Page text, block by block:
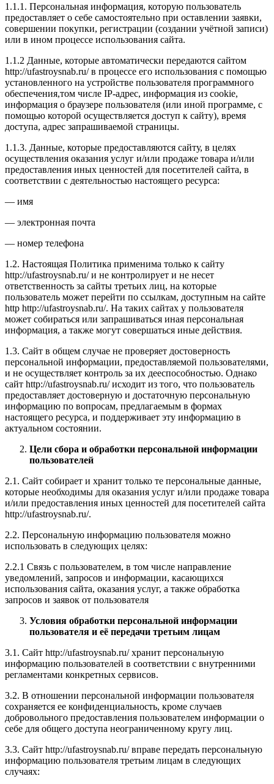
1.1.1. Персональная информация, которую пользователь
предоставляет о себе самостоятельно при оставлении заявки,
совершении покупки, регистрации (создании учётной записи)
или в ином процессе использования сайта.
1.1.2 Данные, которые автоматически передаются сайтом
http://ufastroysnab.ru/ в процессе его использования с помощью
установленного на устройстве пользователя программного
обеспечения,том числе IP-адрес, информация из cookie,
информация о браузере пользователя (или иной программе, с
помощью которой осуществляется доступ к сайту), время
доступа, адрес запрашиваемой страницы.
1.1.3. Данные, которые предоставляются сайту, в целях
осуществления оказания услуг и/или продаже товара и/или
предоставления иных ценностей для посетителей сайта, в
соответствии с деятельностью настоящего ресурса:
— имя
— электронная почта
— номер телефона
1.2. Настоящая Политика применима только к сайту
http://ufastroysnab.ru/ и не контролирует и не несет
ответственность за сайты третьих лиц, на которые
пользователь может перейти по ссылкам, доступным на сайте
http http://ufastroysnab.ru/. На таких сайтах у пользователя
может собираться или запрашиваться иная персональная
информация, а также могут совершаться иные действия.
1.3. Сайт в общем случае не проверяет достоверность
персональной информации, предоставляемой пользователями,
и не осуществляет контроль за их дееспособностью. Однако
сайт http://ufastroysnab.ru/ исходит из того, что пользователь
предоставляет достоверную и достаточную персональную
информацию по вопросам, предлагаемым в формах
настоящего ресурса, и поддерживает эту информацию в
актуальном состоянии.
Цели сбора и обработки персональной информации
пользователей
2.1. Сайт собирает и хранит только те персональные данные,
которые необходимы для оказания услуг и/или продаже товара
и/или предоставления иных ценностей для посетителей сайта
http://ufastroysnab.ru/.
2.2. Персональную информацию пользователя можно
использовать в следующих целях:
2.2.1 Связь с пользователем, в том числе направление
уведомлений, запросов и информации, касающихся
использования сайта, оказания услуг, а также обработка
запросов и заявок от пользователя
Условия обработки персональной информации
пользователя и её передачи третьим лицам
3.1. Сайт http://ufastroysnab.ru/ хранит персональную
информацию пользователей в соответствии с внутренними
регламентами конкретных сервисов.
3.2. В отношении персональной информации пользователя
сохраняется ее конфиденциальность, кроме случаев
добровольного предоставления пользователем информации о
себе для общего доступа неограниченному кругу лиц.
3.3. Сайт http://ufastroysnab.ru/ вправе передать персональную
информацию пользователя третьим лицам в следующих
случаях: